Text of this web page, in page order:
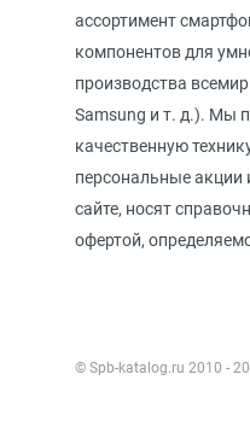
ассортимент
компонентов для
производства
Samsung и т. д.). Мы
качественную
персональные акции
сайте, носят
офертой,
© Spb-katalog.ru 2010 -